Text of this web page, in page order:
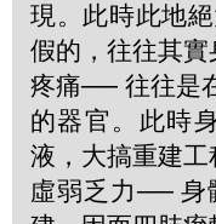
現。此時此地
假的，往往其實
疼痛── 往往是
的器官。此時
液，大搞重建工
虛弱乏力── 身